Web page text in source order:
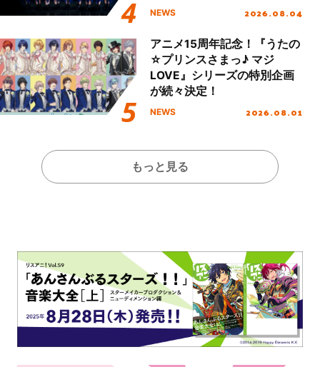
NEWS 2026.08.04
アニメ15周年記念！『うたの
☆プリンスさまっ♪ マジ
LOVE』シリーズの特別企画
が続々決定！
NEWS 2026.08.01
もっと見る